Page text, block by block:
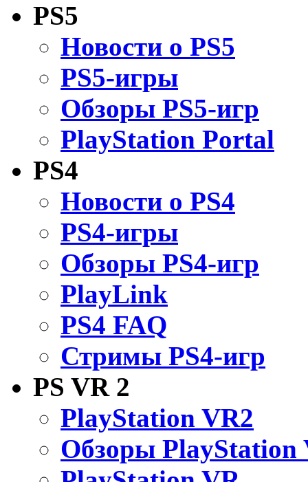
PS5
Новости о PS5
PS5-игры
Обзоры PS5-игр
PlayStation Portal
PS4
Новости о PS4
PS4-игры
Обзоры PS4-игр
PlayLink
PS4 FAQ
Стримы PS4-игр
PS VR 2
PlayStation VR2
Обзоры PlayStation